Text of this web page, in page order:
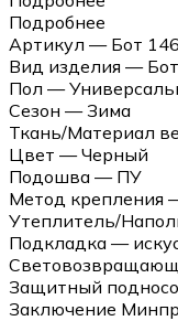
Подробнее
Артикул — Бот
Вид изделия —
Пол —
Сезон — Зима
Ткань/Материал
Цвет — Черный
Подошва — ПУ
Метод крепления
Утеплитель/
Подкладка —
Защитный
Заключение